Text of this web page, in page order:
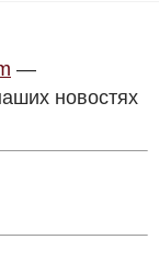
—
новостях